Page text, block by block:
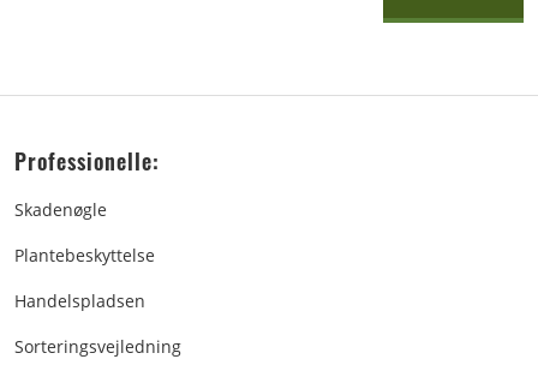
Professionelle:
Skadenøgle
Plantebeskyttelse
Handelspladsen
Sorteringsvejledning